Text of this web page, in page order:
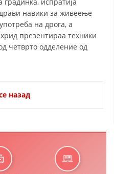
И РАЗВОЈ
ПРАВО
ВРЕДНОСТИ
навики за живеење
на дрога, а
презентираа техники
четврто одделение од
назад